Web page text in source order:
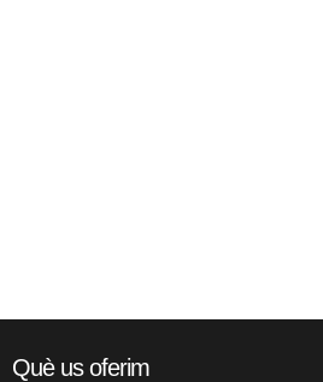
Què us oferim